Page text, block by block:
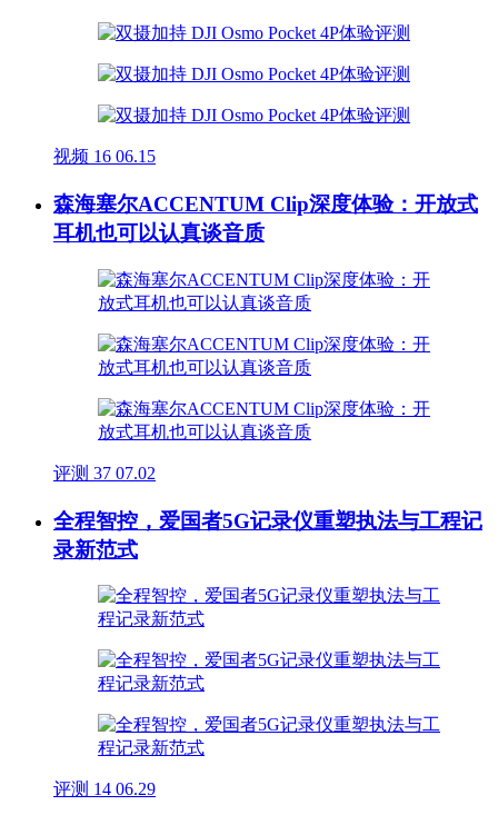
视频 16 06.15
森海塞尔ACCENTUM Clip深度体验：开放式
耳机也可以认真谈音质
评测 37 07.02
全程智控，爱国者5G记录仪重塑执法与工程记
录新范式
评测 14 06.29